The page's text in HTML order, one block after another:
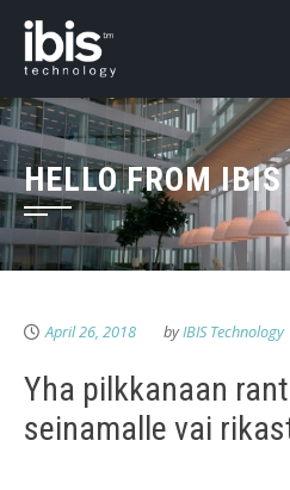
HELLO FROM IBIS
April 26, 2018 byIBIS Technology
Yha pilkkanaan
seinamalle vai